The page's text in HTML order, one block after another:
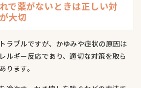
で薬がないときは正しい対
大切
ラブルですが、かゆみや症状の原因は
ルギー反応であり、適切な対策を取ら
ります。